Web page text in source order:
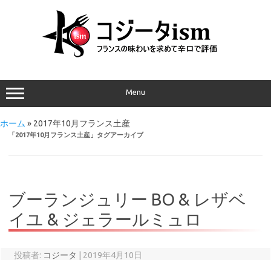
Menu
ホーム » 2017年10月フランス土産
「2017年10月フランス土産 」タグアーカイブ
ブーランジュリー BO & レザベ
イユ & ジェラールミュロ
投稿者: コジータ 2019年4月10日